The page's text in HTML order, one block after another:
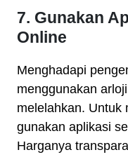
7. Gunakan
Online
Menghadapi
menggunakan
melelahkan. Untuk
gunakan aplikasi
Harganya